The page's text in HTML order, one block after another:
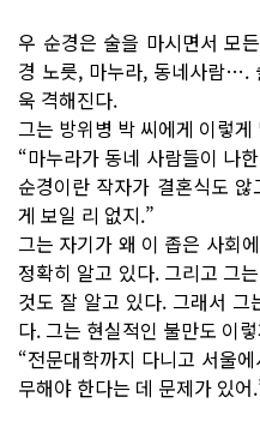
우 순경은 술을 마시면서 모
경 노릇, 마누라, 동네사람….
욱 격해진다.
그는 방위병 박 씨에게 이렇게
“마누라가 동네 사람들이 나
순경이란 작자가 결혼식도
게 보일 리 없지.”
그는 자기가 왜 이 좁은 사회
정확히 알고 있다. 그리고 그
것도 잘 알고 있다. 그래서 그
다. 그는 현실적인 불만도 이
“전문대학까지 다니고 서울
무해야 한다는 데 문제가 있어